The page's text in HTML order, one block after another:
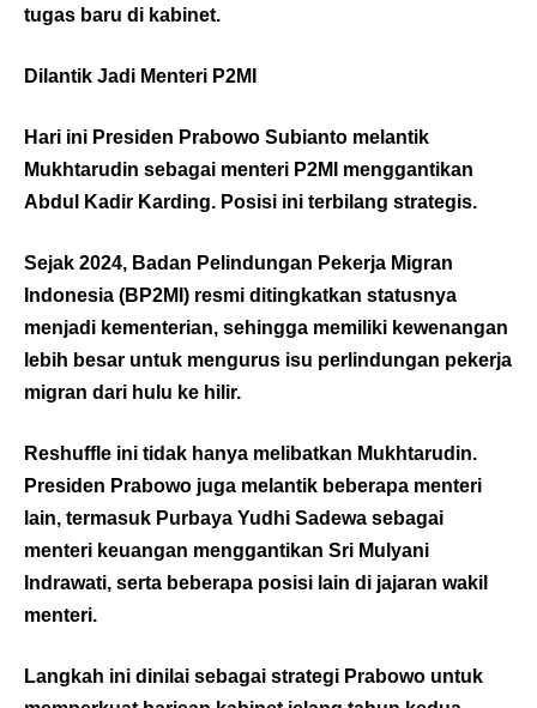
tugas baru di kabinet.
Dilantik Jadi Menteri P2MI
Hari ini Presiden Prabowo Subianto melantik
Mukhtarudin sebagai menteri P2MI menggantikan
Abdul Kadir Karding. Posisi ini terbilang strategis.
Sejak 2024, Badan Pelindungan Pekerja Migran
Indonesia (BP2MI) resmi ditingkatkan statusnya
menjadi kementerian, sehingga memiliki kewenangan
lebih besar untuk mengurus isu perlindungan pekerja
migran dari hulu ke hilir.
Reshuffle ini tidak hanya melibatkan Mukhtarudin.
Presiden Prabowo juga melantik beberapa menteri
lain, termasuk Purbaya Yudhi Sadewa sebagai
menteri keuangan menggantikan Sri Mulyani
Indrawati, serta beberapa posisi lain di jajaran wakil
menteri.
Langkah ini dinilai sebagai strategi Prabowo untuk